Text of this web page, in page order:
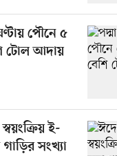
পৌনে ৫
টোল আদায়
ই-
সংখ্যা